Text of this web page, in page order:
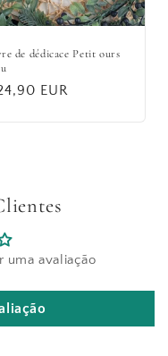
de dédicace Petit ours
EUR
uma avaliação